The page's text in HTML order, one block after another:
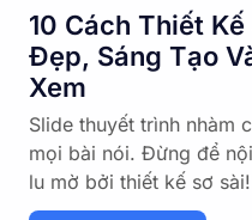
10 Cách Thiết
Đẹp, Sáng Tạo
Xem
Slide thuyết trình nhàm
mọi bài nói. Đừng để
lu mờ bởi thiết kế sơ